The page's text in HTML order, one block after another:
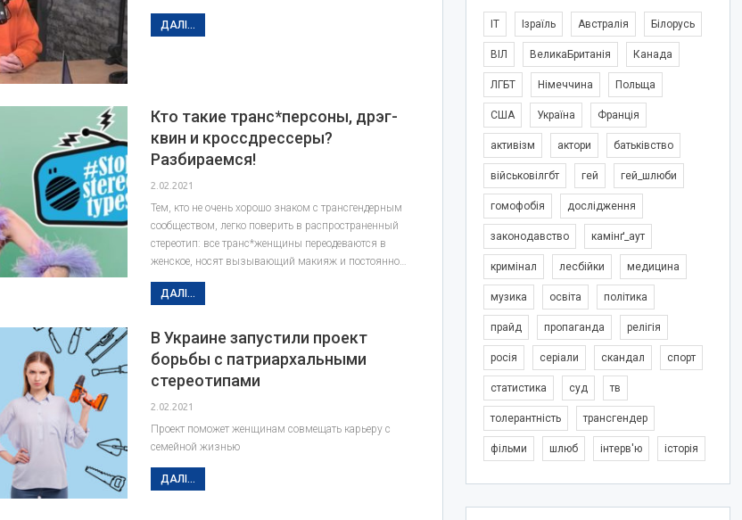
ДАЛІ...
Кто такие транс*персоны, дрэг-
квин и кроссдрессеры?
Разбираемся!
2.02.2021
Тем, кто не очень хорошо знаком с трансгендерным
сообществом, легко поверить в распространенный
стереотип: все транс*женщины переодеваются в
женское, носят вызывающий макияж и постоянно…
ДАЛІ...
В Украине запустили проект
борьбы с патриархальными
стереотипами
2.02.2021
Проект поможет женщинам совмещать карьеру с
семейной жизнью
ДАЛІ...
IT Ізраїль Австралія Білорусь
ВІЛ ВеликаБританія Канада
ЛГБТ Німеччина Польща
США Україна Франція
активізм актори батьківство
військовілгбт гей гей_шлюби
гомофобія дослідження
законодавство камінґ_аут
кримінал лесбійки медицина
музика освіта політика
прайд пропаганда релігія
росія серіали скандал спорт
статистика суд тв
толерантність трансгендер
фільми шлюб інтерв'ю історія